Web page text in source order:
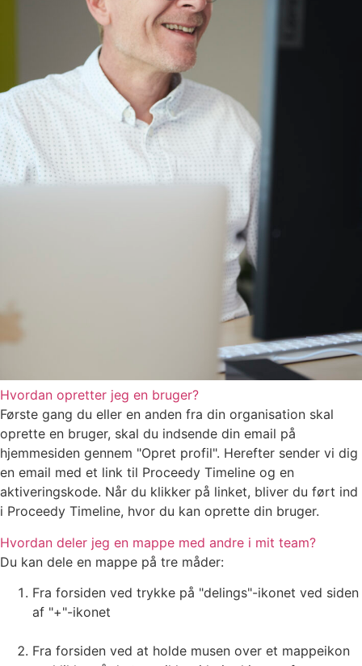
Hvordan opretter jeg en bruger?
Første gang du eller en anden fra din organisation skal
oprette en bruger, skal du indsende din email på
hjemmesiden gennem "Opret profil". Herefter sender vi dig
en email med et link til Proceedy Timeline og en
aktiveringskode. Når du klikker på linket, bliver du ført ind
i Proceedy Timeline, hvor du kan oprette din bruger.
Hvordan deler jeg en mappe med andre i mit team?
Du kan dele en mappe på tre måder:
Fra forsiden ved trykke på "delings"-ikonet ved siden
af "+"-ikonet
Fra forsiden ved at holde musen over et mappeikon